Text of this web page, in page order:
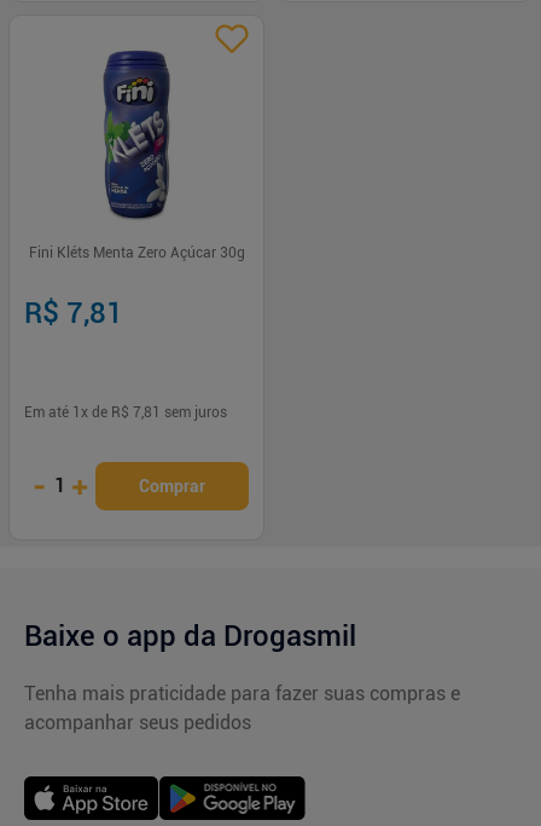
Fini Kléts Menta Zero Açúcar 30g
R$ 7,81
Em até 1 x de R$ 7,81 sem juros
- 1 + Comprar
Baixe o app da Drogasmil
Tenha mais praticidade para fazer suas compras e
acompanhar seus pedidos